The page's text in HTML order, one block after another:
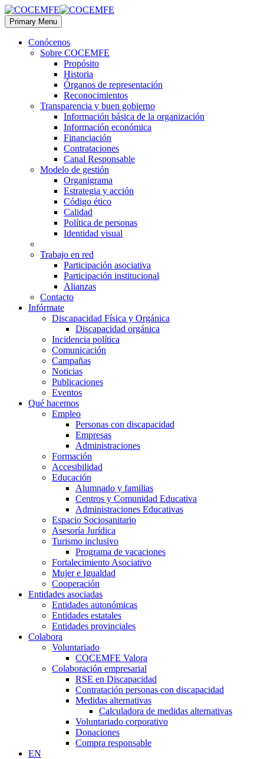
Primary Menu
Conócenos
Sobre COCEMFE
Propósito
Historia
Órganos de representación
Reconocimientos
Transparencia y buen gobierno
Información básica de la organización
Información económica
Financiación
Contrataciones
Canal Responsable
Modelo de gestión
Organigrama
Estrategia y acción
Código ético
Calidad
Política de personas
Identidad visual
Trabajo en red
Participación asociativa
Participación institucional
Alianzas
Contacto
Infórmate
Discapacidad Física y Orgánica
Discapacidad orgánica
Incidencia política
Comunicación
Campañas
Noticias
Publicaciones
Eventos
Qué hacemos
Empleo
Personas con discapacidad
Empresas
Administraciones
Formación
Accesibilidad
Educación
Alumnado y familias
Centros y Comunidad Educativa
Administraciones Educativas
Espacio Sociosanitario
Asesoría Jurídica
Turismo inclusivo
Programa de vacaciones
Fortalecimiento Asociativo
Mujer e Igualdad
Cooperación
Entidades asociadas
Entidades autonómicas
Entidades estatales
Entidades provinciales
Colabora
Voluntariado
COCEMFE Valora
Colaboración empresarial
RSE en Discapacidad
Contratación personas con discapacidad
Medidas alternativas
Calculadora de medidas alternativas
Voluntariado corporativo
Donaciones
Compra responsable
EN